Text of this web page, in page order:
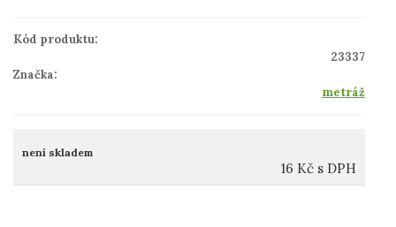
Kód produktu:
23337
Značka:
metráž
není skladem
16 Kč s DPH